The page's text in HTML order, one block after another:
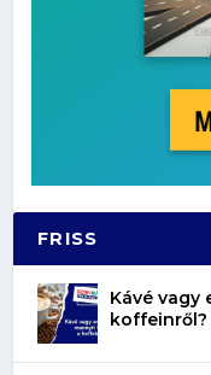
FRISS
Kávé vagy
koffeinről?